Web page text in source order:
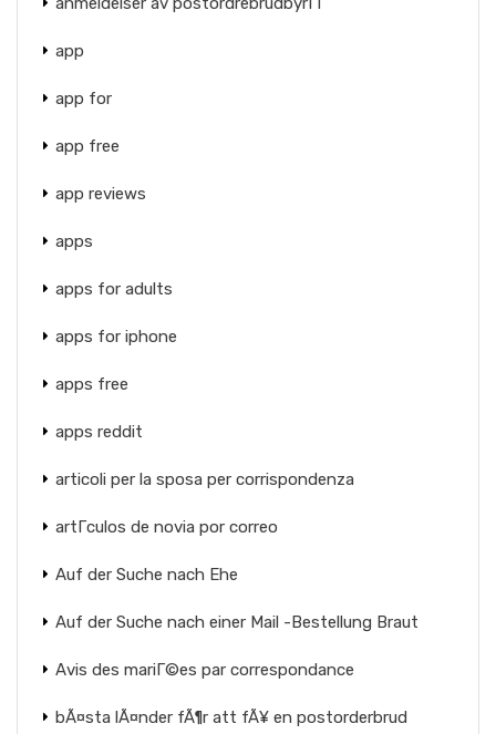
app
app for
app free
app reviews
apps
apps for adults
apps for iphone
apps free
apps reddit
articoli per la sposa per corrispondenza
artГ­culos de novia por correo
Auf der Suche nach Ehe
Auf der Suche nach einer Mail -Bestellung Braut
Avis des mariГ©es par correspondance
bÃ¤sta lÃ¤nder fÃ¶r att fÃ¥ en postorderbrud